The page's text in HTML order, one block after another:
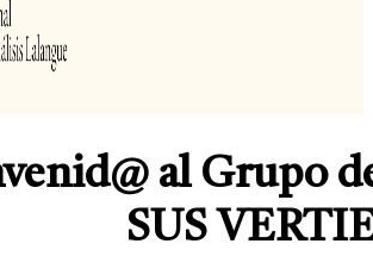
al Grupo
SUS